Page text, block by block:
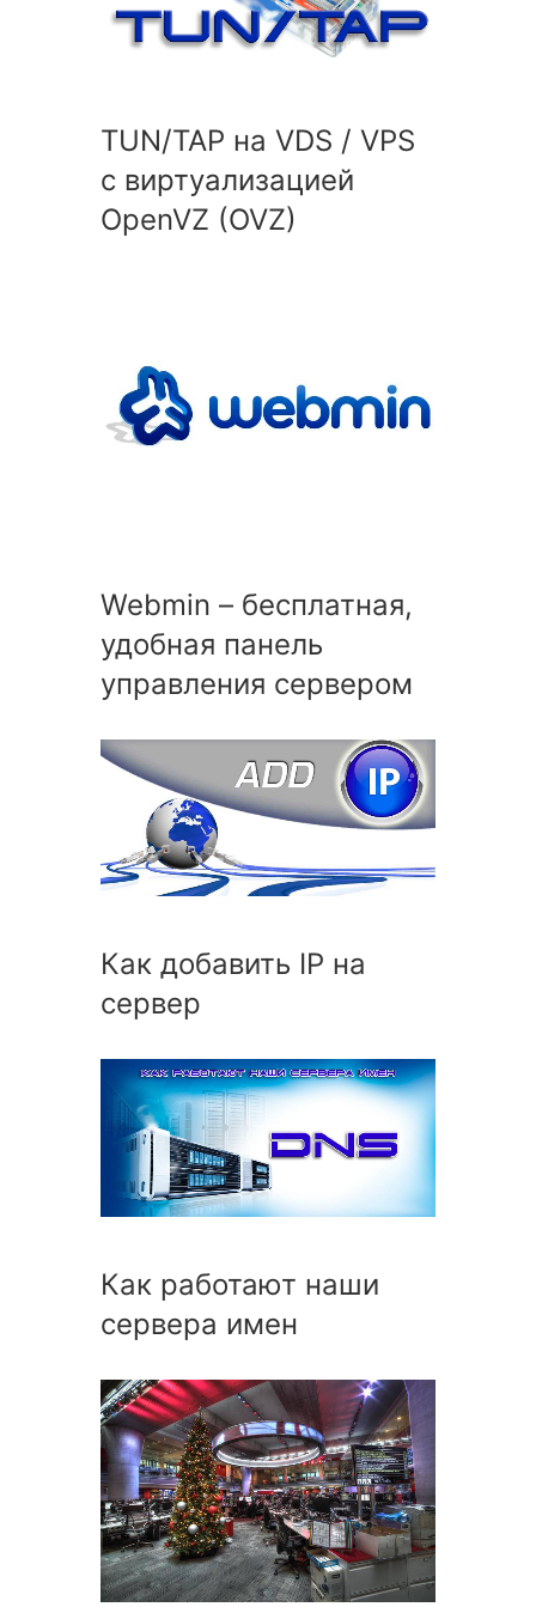
TUN/TAP на VDS / VPS
с виртуализацией
OpenVZ (OVZ)
Webmin – бесплатная,
удобная панель
управления сервером
Как добавить IP на
сервер
Как работают наши
сервера имен